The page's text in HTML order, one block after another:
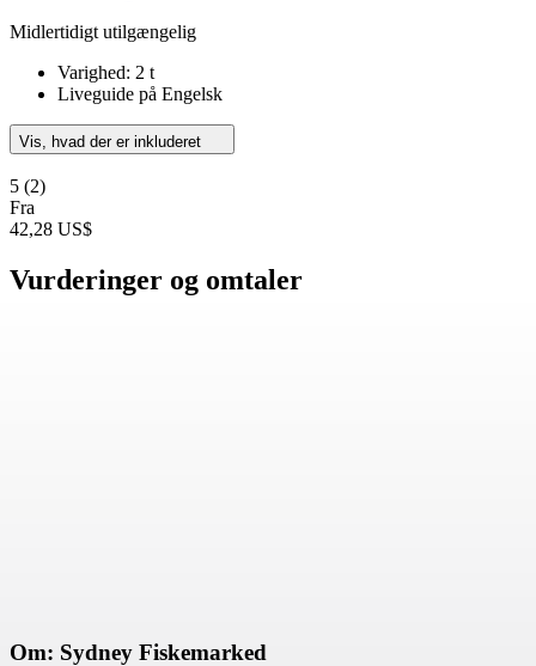
Midlertidigt utilgængelig
Varighed: 2 t
Liveguide på Engelsk
Vis, hvad der er inkluderet
5 (2)
Fra
42,28 US$
Vurderinger og omtaler
Om: Sydney Fiskemarked